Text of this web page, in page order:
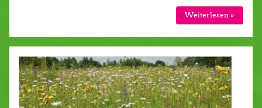
Weiterlesen »